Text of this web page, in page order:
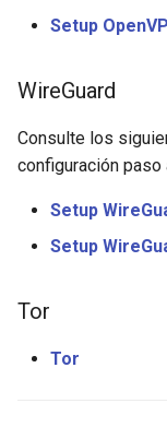
Setup
WireGuard
Consulte los
configuración paso
Setup
Setup
Tor
Tor